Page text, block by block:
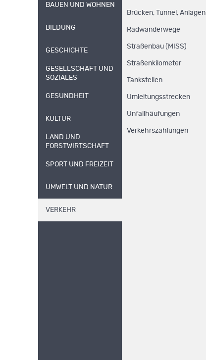
BAUEN UND WOHNEN
BILDUNG
GESCHICHTE
GESELLSCHAFT UND
SOZIALES
GESUNDHEIT
KULTUR
LAND UND
FORSTWIRTSCHAFT
SPORT UND FREIZEIT
UMWELT UND NATUR
VERKEHR
Brücken, Tunnel, Anlagen
Radwanderwege
Straßenbau (MISS)
Straßenkilometer
Tankstellen
Umleitungsstrecken
Unfallhäufungen
Verkehrszählungen